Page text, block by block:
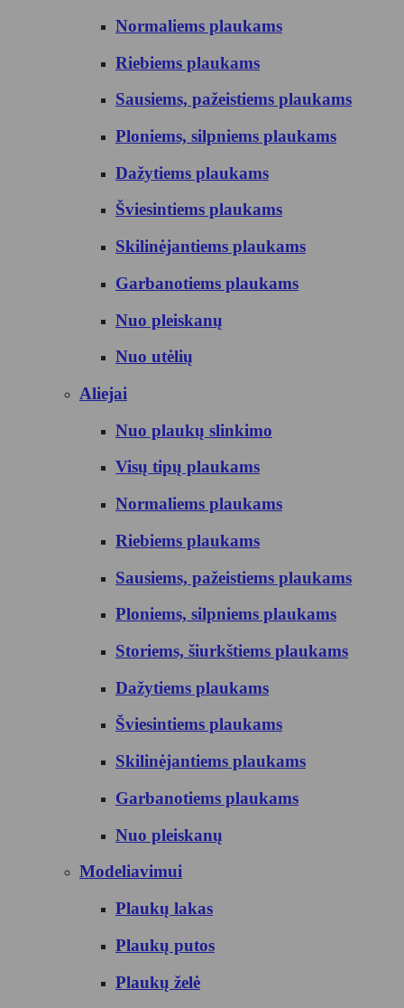
Normaliems plaukams
Riebiems plaukams
Sausiems, pažeistiems plaukams
Ploniems, silpniems plaukams
Dažytiems plaukams
Šviesintiems plaukams
Skilinėjantiems plaukams
Garbanotiems plaukams
Nuo pleiskanų
Nuo utėlių
Aliejai
Nuo plaukų slinkimo
Visų tipų plaukams
Normaliems plaukams
Riebiems plaukams
Sausiems, pažeistiems plaukams
Ploniems, silpniems plaukams
Storiems, šiurkštiems plaukams
Dažytiems plaukams
Šviesintiems plaukams
Skilinėjantiems plaukams
Garbanotiems plaukams
Nuo pleiskanų
Modeliavimui
Plaukų lakas
Plaukų putos
Plaukų želė